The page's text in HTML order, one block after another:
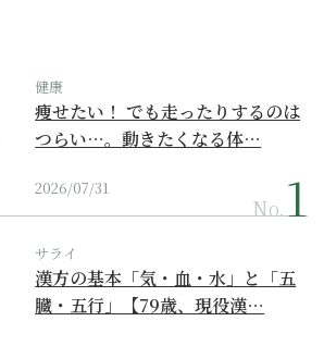
健康
痩せたい！ でも走ったりするのは
つらい…。動きたくなる体…
2026/07/31
No.
サライ
漢方の基本「気・血・水」と「五
臓・五行」【79歳、現役漢…